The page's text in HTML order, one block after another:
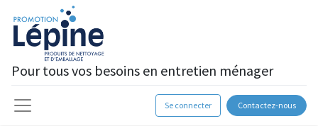
Pour tous vos besoins en entretien ménager
Se connecter Contactez-nous